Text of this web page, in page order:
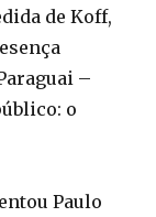
de Koff,
–
o
Paulo